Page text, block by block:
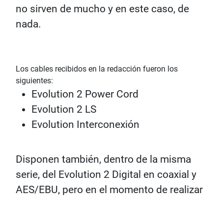
no sirven de mucho y en este caso, de
nada.
Los cables recibidos en la redacción fueron los
siguientes:
Evolution 2 Power Cord
Evolution 2 LS
Evolution Interconexión
Disponen también, dentro de la misma
serie, del Evolution 2 Digital en coaxial y
AES/EBU, pero en el momento de realizar